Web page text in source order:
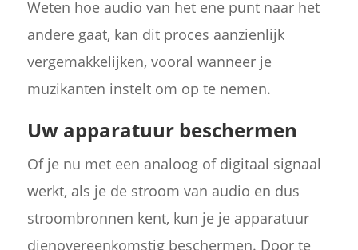
Weten hoe audio van het ene punt naar het
andere gaat, kan dit proces aanzienlijk
vergemakkelijken, vooral wanneer je
muzikanten instelt om op te nemen.
Uw apparatuur beschermen
Of je nu met een analoog of digitaal signaal
werkt, als je de stroom van audio en dus
stroombronnen kent, kun je je apparatuur
dienovereenkomstig beschermen. Door te